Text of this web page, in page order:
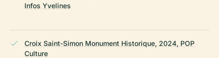
Infos Yvelines
Croix Saint-Simon Monument Historique, 2024, POP
Culture